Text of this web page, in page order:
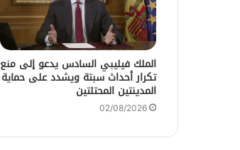
الملك فيليبي السادس يدعو إلى منع
تكرار أحداث سبتة ويشدد على حماية
المدينتين المحتلتين
02/08/2026